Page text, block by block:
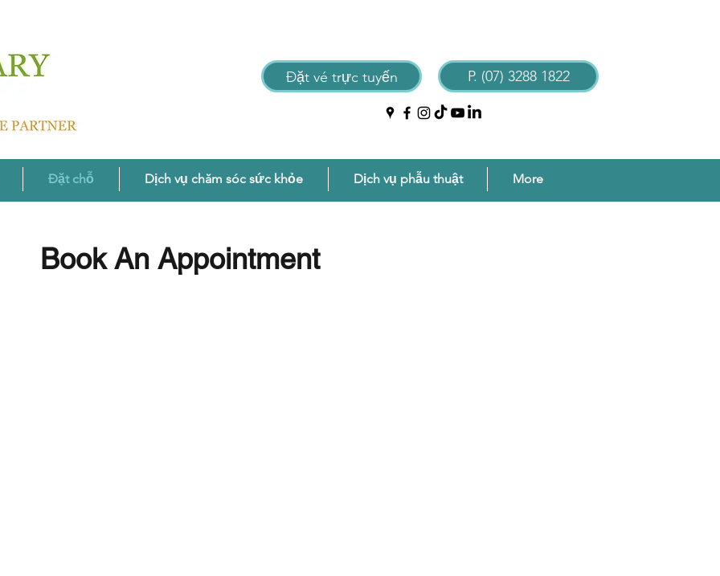
Đặt vé trực tuyến P. (07) 3288 1822
Đặt chỗ Dịch vụ chăm sóc sức khỏe Dịch vụ phẫu thuật More
Book An Appointment